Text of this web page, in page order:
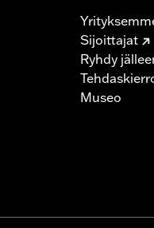
Sijoittajat
Ryhdy
Museo